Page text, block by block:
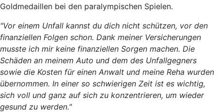
Goldmedaillen bei den paralympischen Spielen.
"Vor einem Unfall kannst du dich nicht schützen, vor den
finanziellen Folgen schon. Dank meiner Versicherungen
musste ich mir keine finanziellen Sorgen machen. Die
Schäden an meinem Auto und dem des Unfallgegners
sowie die Kosten für einen Anwalt und meine Reha wurden
übernommen. In einer so schwierigen Zeit ist es wichtig,
sich voll und ganz auf sich zu konzentrieren, um wieder
gesund zu werden."